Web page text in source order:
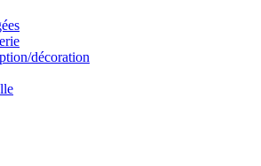
décoration